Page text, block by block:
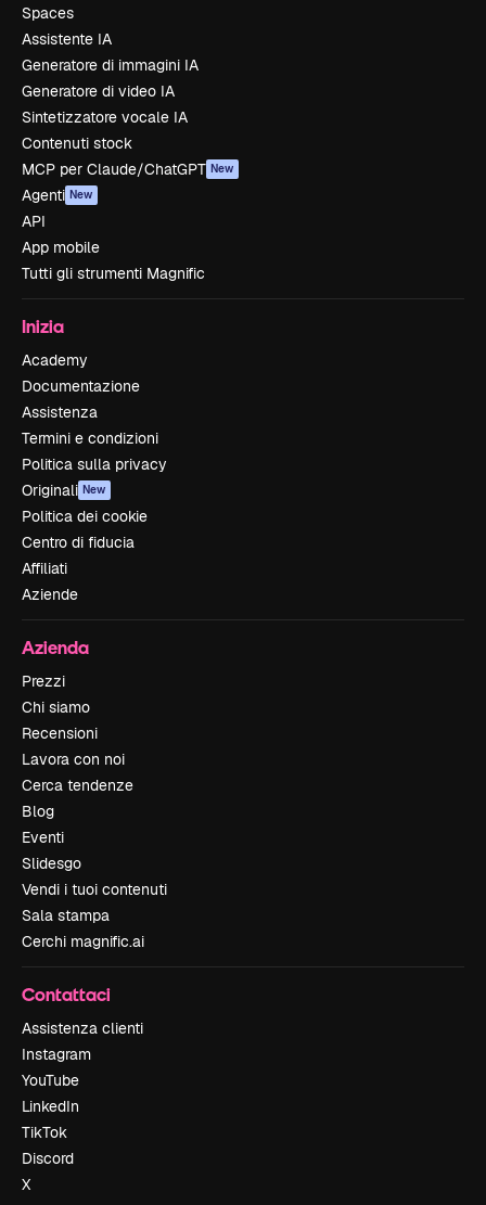
Spaces
Assistente IA
Generatore di immagini IA
Generatore di video IA
Sintetizzatore vocale IA
Contenuti stock
MCP per Claude/ChatGPT New
Agenti New
API
App mobile
Tutti gli strumenti Magnific
Inizia
Academy
Documentazione
Assistenza
Termini e condizioni
Politica sulla privacy
Originali New
Politica dei cookie
Centro di fiducia
Affiliati
Aziende
Azienda
Prezzi
Chi siamo
Recensioni
Lavora con noi
Cerca tendenze
Blog
Eventi
Slidesgo
Vendi i tuoi contenuti
Sala stampa
Cerchi magnific.ai
Contattaci
Assistenza clienti
Instagram
YouTube
LinkedIn
TikTok
Discord
X